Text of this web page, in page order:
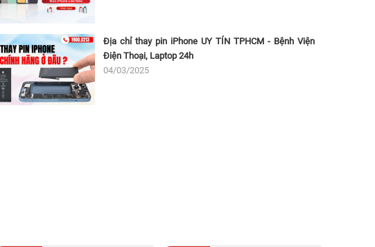
Địa chỉ thay pin iPhone UY TÍN TPHCM - Bệnh Viện
Điện Thoại, Laptop 24h
04/03/2025